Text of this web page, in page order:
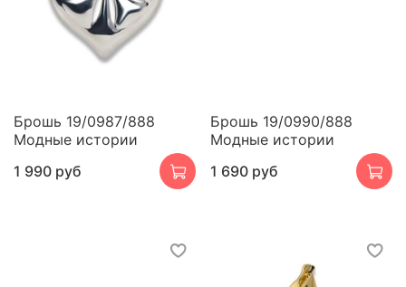
Брошь 19/0987/888
Модные истории
1 990 руб
Брошь 19/0990/888
Модные истории
1 690 руб